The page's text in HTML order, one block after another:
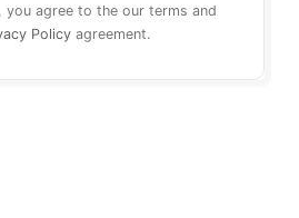
you agree to the our terms and
Policyagreement.